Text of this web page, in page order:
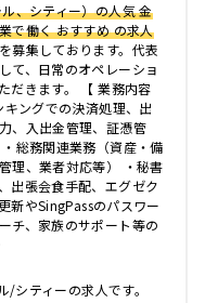
、シティー）の人気 金
で働く おすすめ の求人
募集しております。代表
て、日常のオペレーショ
だきます。 【 業務内容
ングでの決済処理、出
、入出金管理、証憑管
総務関連業務（資産・備
理、業者対応等） ・秘書
出張会食手配、エグゼク
新やSingPassのパスワー
チ、家族のサポート等の
シティーの求人です。